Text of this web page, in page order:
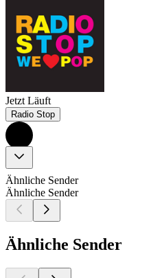
Jetzt Läuft
Radio Stop
Ähnliche Sender
Ähnliche Sender
Ähnliche Sender